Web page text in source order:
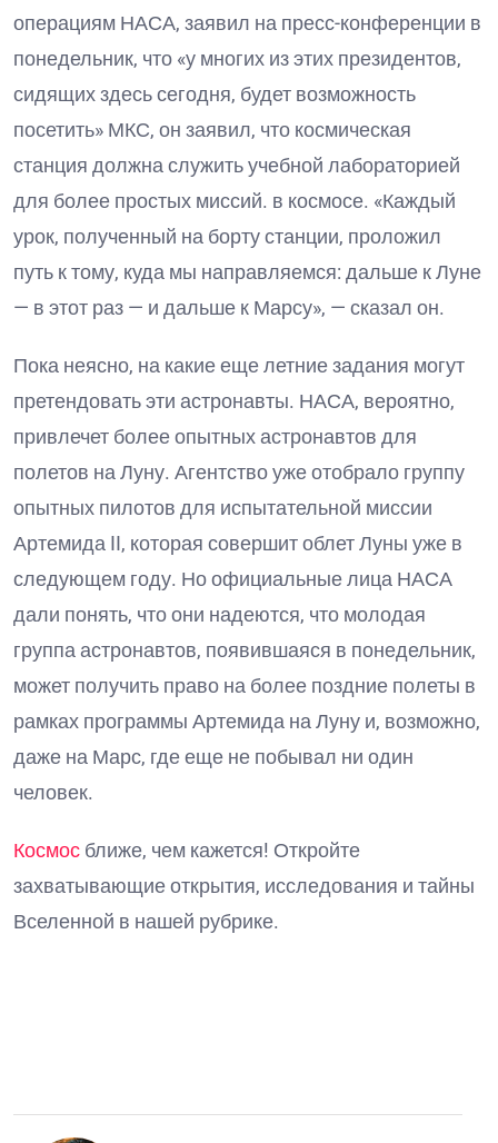
операциям НАСА, заявил на пресс-конференции в
понедельник, что «у многих из этих президентов,
сидящих здесь сегодня, будет возможность
посетить» МКС, он заявил, что космическая
станция должна служить учебной лабораторией
для более простых миссий. в космосе. «Каждый
урок, полученный на борту станции, проложил
путь к тому, куда мы направляемся: дальше к Луне
— в этот раз — и дальше к Марсу», — сказал он.
Пока неясно, на какие еще летние задания могут
претендовать эти астронавты. НАСА, вероятно,
привлечет более опытных астронавтов для
полетов на Луну. Агентство уже отобрало группу
опытных пилотов для испытательной миссии
Артемида II, которая совершит облет Луны уже в
следующем году. Но официальные лица НАСА
дали понять, что они надеются, что молодая
группа астронавтов, появившаяся в понедельник,
может получить право на более поздние полеты в
рамках программы Артемида на Луну и, возможно,
даже на Марс, где еще не побывал ни один
человек.
Космос ближе, чем кажется! Откройте
захватывающие открытия, исследования и тайны
Вселенной в нашей рубрике.